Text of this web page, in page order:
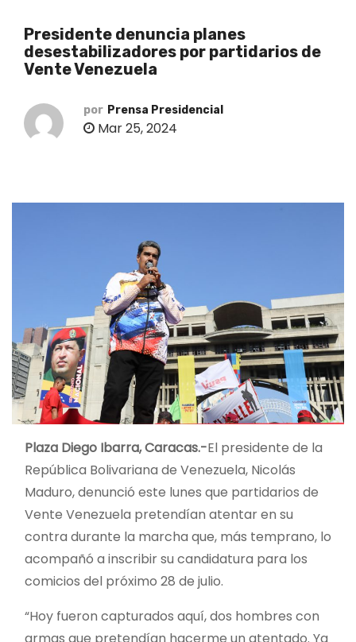
Presidente denuncia planes
desestabilizadores por partidarios de
Vente Venezuela
por Prensa Presidencial
Mar 25, 2024
Plaza Diego Ibarra, Caracas.-El presidente de la
República Bolivariana de Venezuela, Nicolás
Maduro, denunció este lunes que partidarios de
Vente Venezuela pretendían atentar en su
contra durante la marcha que, más temprano, lo
acompañó a inscribir su candidatura para los
comicios del próximo 28 de julio.
“Hoy fueron capturados aquí, dos hombres con
armas que pretendían hacerme un atentado. Ya